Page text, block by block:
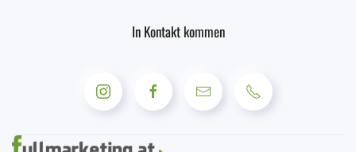
In Kontakt kommen